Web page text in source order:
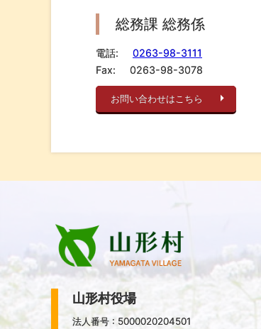
総務課 総務係
電話:
0263-98-3111
Fax:
0263-98-3078
お問い合わせはこちら
山形村役場
法人番号 : 5000020204501